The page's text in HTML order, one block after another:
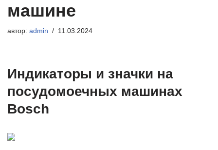
машине
автор: admin 11.03.2024
Индикаторы и значки на
посудомоечных машинах
Bosch